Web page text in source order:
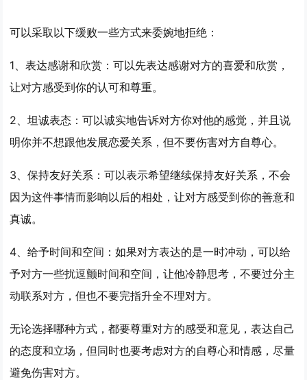
可以采取以下缓败一些方式来委婉地拒绝：
1、表达感谢和欣赏：可以先表达感谢对方的喜爱和欣赏，
让对方感受到你的认可和尊重。
2、坦诚表态：可以诚实地告诉对方你对他的感觉，并且说
明你并不想跟他发展恋爱关系，但不要伤害对方自尊心。
3、保持友好关系：可以表示希望继续保持友好关系，不会
因为这件事情而影响以后的相处，让对方感受到你的善意和
真诚。
4、给予时间和空间：如果对方表达的是一时冲动，可以给
予对方一些扰逗颤时间和空间，让他冷静思考，不要过分主
动联系对方，但也不要完指升全不理对方。
无论选择哪种方式，都要尊重对方的感受和意见，表达自己
的态度和立场，但同时也要考虑对方的自尊心和情感，尽量
避免伤害对方。